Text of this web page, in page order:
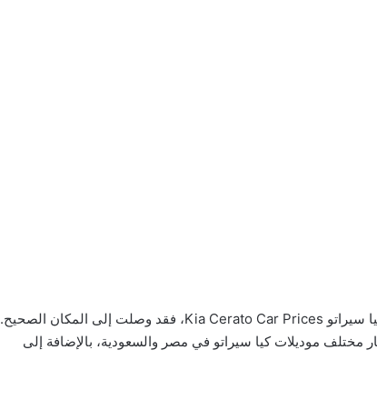
إذا كنت تبحث عن معلومات حول اسعار عربيات كيا سيراتو Kia Cerato Car Prices، فقد وصلت إلى المكان الصحيح.
موديلات كيا سيراتو في مصر والسعودية، بالإضافة إلى